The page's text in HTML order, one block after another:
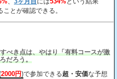
とが確認できる。
べき点は、やはり「有料コースが激
だろう。
2000円)で参加できる超・安価な予想